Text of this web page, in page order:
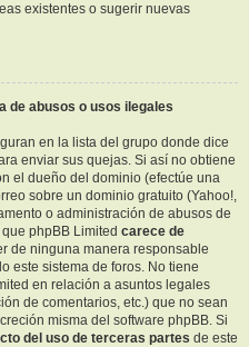
existentes o sugerir nuevas
de abusos o usos ilegales
en la lista del grupo donde dice
enviar sus quejas. Si así no obtiene
el dueño del dominio (efectúe una
sobre un dominio gratuito (Yahoo!,
o administración de abusos de
phpBB Limited carece de
de ninguna manera responsable
este sistema de foros. No tiene
en relación a asuntos legales
de comentarios, etc.) que no sean
misma del software phpBB. Si
del uso de terceras partes de este